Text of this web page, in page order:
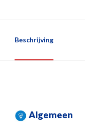
Beschrijving
Algemeen